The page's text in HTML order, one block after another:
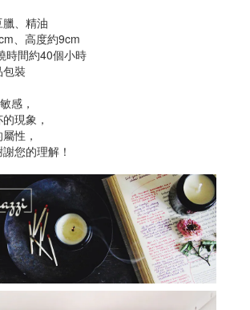
、精油
、高度約9cm
時間約40個小時
裝
感，
現象，
性，
您的理解！